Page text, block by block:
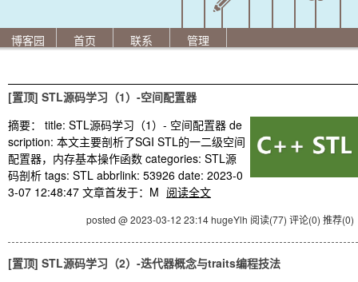
博客园 首页 联系 管理
[置顶] STL源码学习（1）-空间配置器
摘要： title: STL源码学习（1）- 空间配置器 de
scription: 本文主要剖析了SGI STL的一二级空间
配置器，内存基本操作函数 categories: STL源
码剖析 tags: STL abbrlink: 53926 date: 2023-0
3-07 12:48:47 文章首发于：M 阅读全文
posted @ 2023-03-12 23:14 hugeYlh 阅读(77) 评论(0) 推荐(0)
[置顶] STL源码学习（2）-迭代器概念与traits编程技法